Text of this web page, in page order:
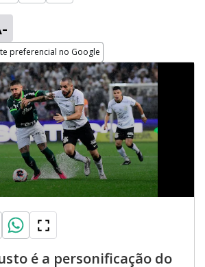
preferencial no Google
é a personificação do